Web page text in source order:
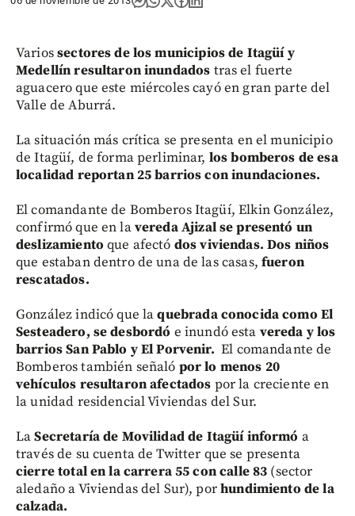
Variossectores de los municipios de Itagüí y
Medellín resultaron inundados tras el fuerte
aguacero que este miércoles cayó en gran parte del
Valle de Aburrá.
La situación más crítica se presenta en el municipio
de Itagüí, de forma perliminar, los bomberos de esa
localidad reportan 25 barrios con inundaciones.
El comandante de Bomberos Itagüí, Elkin González,
confirmó que en lavereda Ajizal se presentó un
deslizamiento que afectó dos viviendas. Dos niños
que estaban dentro de una de las casas, fueron
rescatados.
González indicó que laquebrada conocida como El
Sesteadero, se desbordó e inundó esta vereda y los
barrios San Pablo y El Porvenir. El comandante de
Bomberos también señaló por lo menos 20
vehículos resultaron afectados por la creciente en
la unidad residencial Viviendas del Sur.
LaSecretaría de Movilidad de Itagüí informó a
través de su cuenta de Twitter que se presenta
cierre total en la carrera 55 con calle 83 (sector
aledaño a Viviendas del Sur), porhundimiento de la
calzada.